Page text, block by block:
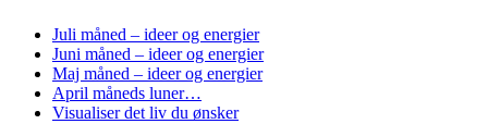
Juli måned – ideer og energier
Juni måned – ideer og energier
Maj måned – ideer og energier
April måneds luner…
Visualiser det liv du ønsker